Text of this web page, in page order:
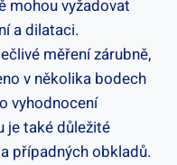
mohou vyžadovat
a dilataci.
měření zárubně,
v několika bodech
vyhodnocení
je také důležité
případných obkladů.